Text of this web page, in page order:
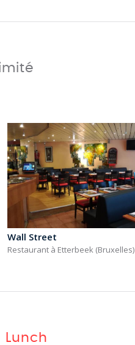
Wall Street
Restaurant à Etterbeek (Bruxelles)
Lunch